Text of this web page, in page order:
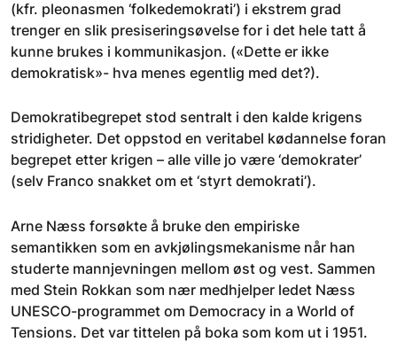
(kfr. pleonasmen ‘folkedemokrati’) i ekstrem grad
trenger en slik presiseringsøvelse for i det hele tatt å
kunne brukes i kommunikasjon. («Dette er ikke
demokratisk»- hva menes egentlig med det?).
Demokratibegrepet stod sentralt i den kalde krigens
stridigheter. Det oppstod en veritabel kødannelse foran
begrepet etter krigen – alle ville jo være ‘demokrater’
(selv Franco snakket om et ‘styrt demokrati’).
Arne Næss forsøkte å bruke den empiriske
semantikken som en avkjølingsmekanisme når han
studerte mannjevningen mellom øst og vest. Sammen
med Stein Rokkan som nær medhjelper ledet Næss
UNESCO-programmet om Democracy in a World of
Tensions. Det var tittelen på boka som kom ut i 1951.